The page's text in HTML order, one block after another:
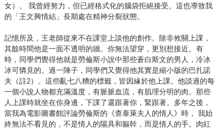
女）。 我曾經努力，但已經格式化的腦袋拒絕接受。這也導致我
的「王文興情結」長期處在精神分裂狀態。
記憶所及，王老師從來不在課堂上談他的創作。除非攸關上課，
其餘時間他是一面不透明的牆。你無法望穿，更別想接近。有
時，同學們覺得他就是勞倫斯小說中那些蒼白斯文的男人，冷冰
冰可憐見的。過一陣子，同學們又覺得他其實是縮小版的巴扎諾
夫（註2）。這些亂七八糟的標籤，皆因緣於他上課。他談過的每
一個小說人物都充滿溫度，有脈脈血流，有肌理分明的肉。那些
人上課時就坐在你身邊，下課了還跟著你，緊跟著。多年之後，
當我為電影圖書館評論勞倫斯的《查泰萊夫人的情人》時， 我始
終無法不看見的，不是情人的陽具和軀幹，而是情人的手。肉紅